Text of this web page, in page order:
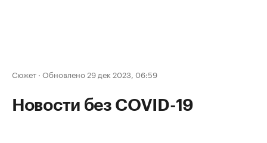
Сюжет · Обновлено 29 дек 2023, 06:59
Новости без COVID-19